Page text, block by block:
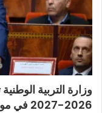
وزارة التربية
2026-2027 في موعده الرسمي